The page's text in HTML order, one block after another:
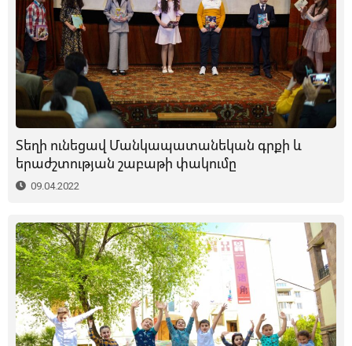
Տեղի ունեցավ Մանկապատանեկան գրքի և
երաժշտության շաբաթի փակումը
09.04.2022